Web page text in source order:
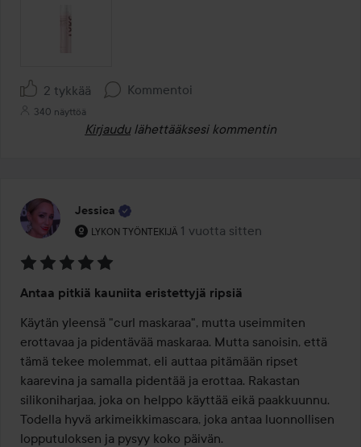
2 tykkää Kommentoi
340 näyttöä
Kirjaudu lähettääksesi kommentin
Jessica
LYKON TYÖNTEKIJÄ
Käyttäjän rooli: Lykon työntekijä.
1 vuotta sitten
Viesti luotiin 1 vuotta sitten
5
/
5
Antaa pitkiä kauniita eristettyjä ripsiä
Käytän yleensä "curl maskaraa", mutta useimmiten
erottavaa ja pidentävää maskaraa. Mutta sanoisin, että
tämä tekee molemmat, eli auttaa pitämään ripset
kaarevina ja samalla pidentää ja erottaa. Rakastan
silikoniharjaa, joka on helppo käyttää eikä paakkuunnu.
Todella hyvä arkimeikkimascara, joka antaa luonnollisen
lopputuloksen ja pysyy koko päivän.